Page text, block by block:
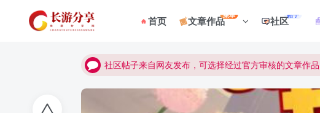
首页 文章作品菜单 社区帖子
社区帖子来自网友发布，可选择经过官方审核的文章作品
社区帖子来自网友发布，可选择经过官方审核的文章作品